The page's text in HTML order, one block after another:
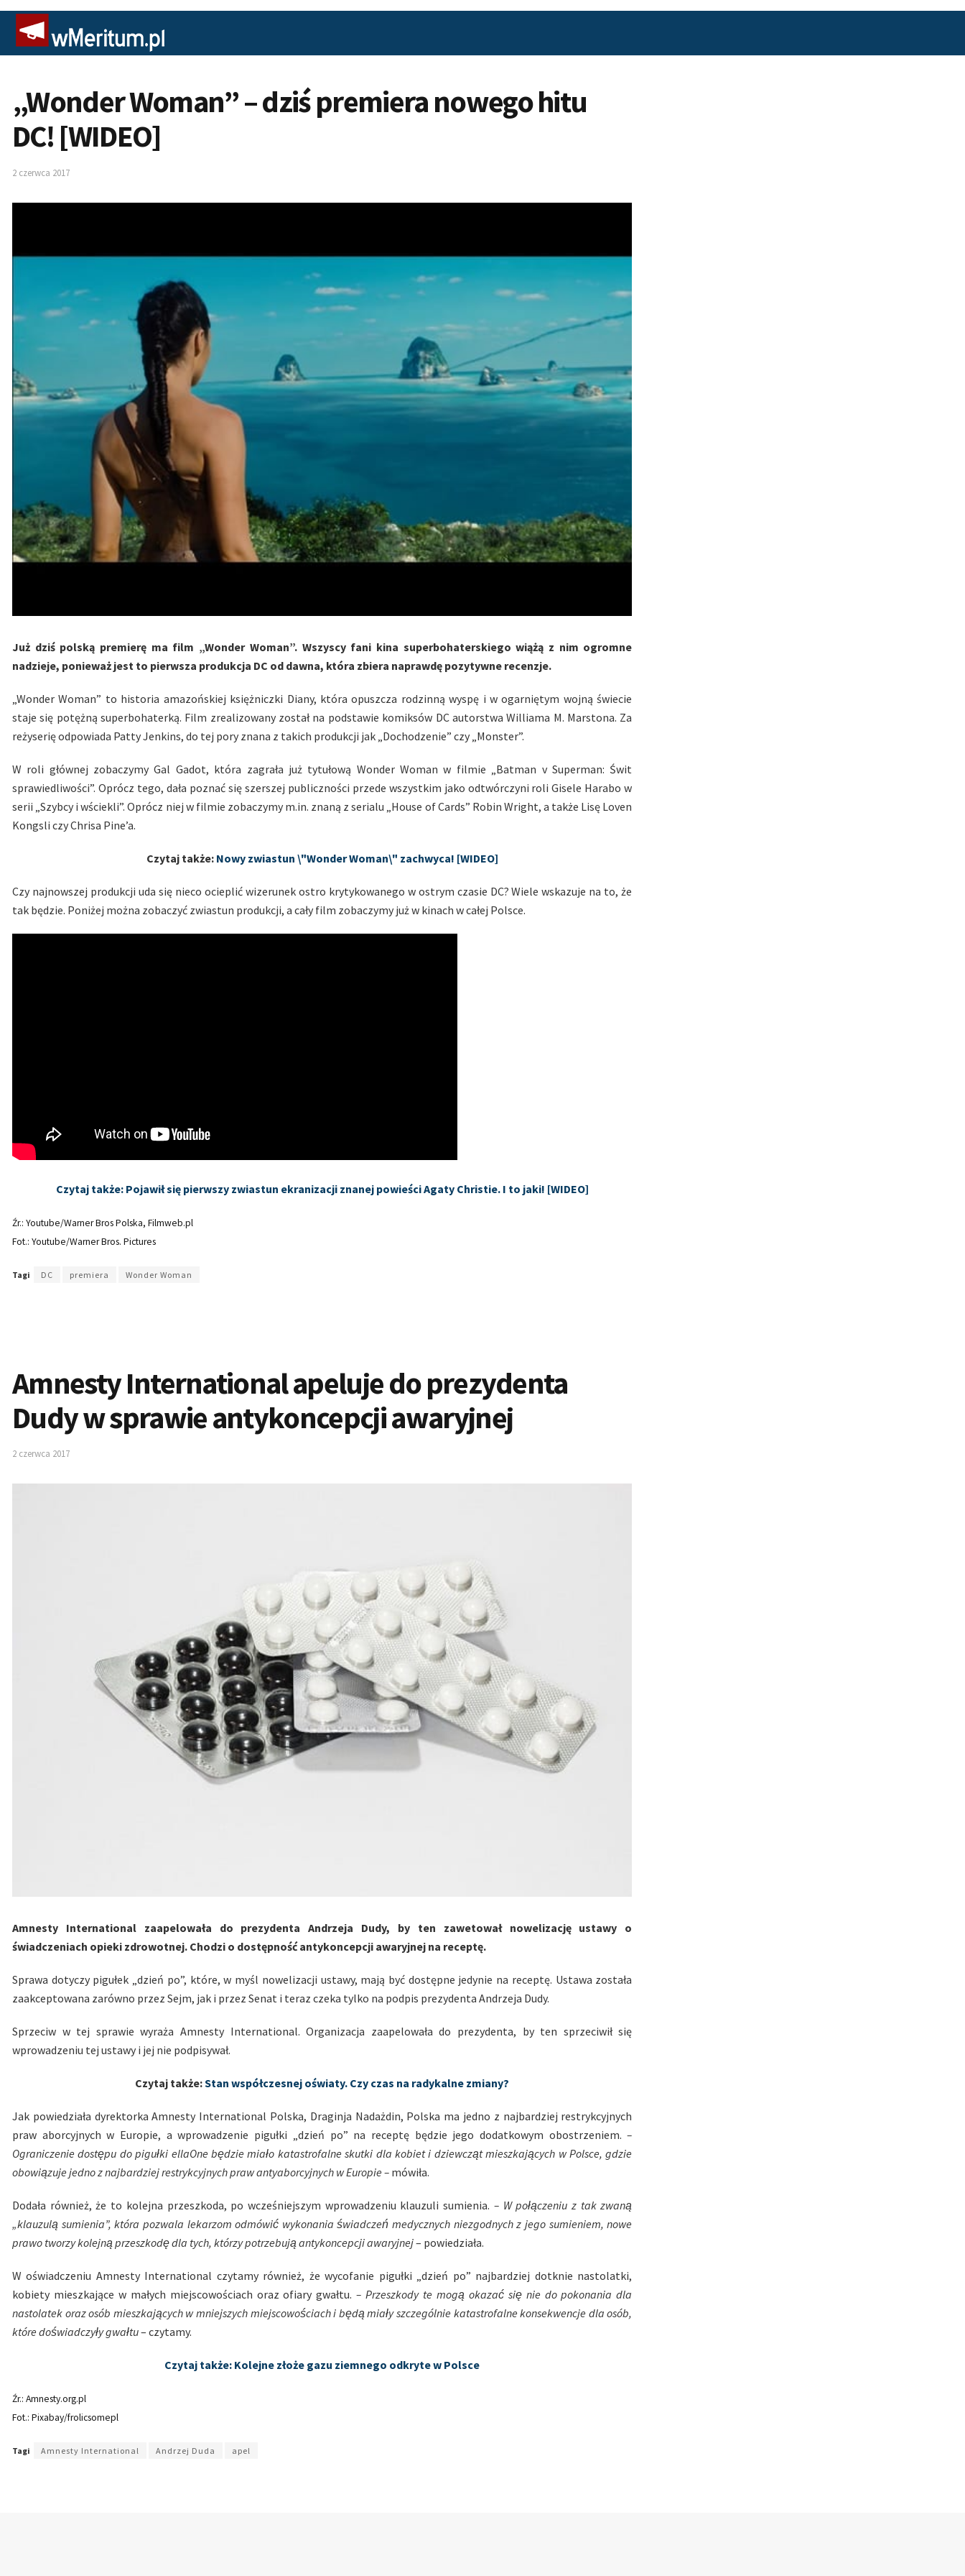
„Wonder Woman” – dziś premiera nowego hitu
DC! [WIDEO]
2 czerwca 2017
Już dziś polską premierę ma film „Wonder Woman”. Wszyscy fani kina superbohaterskiego wiążą z nim ogromne
nadzieje, ponieważ jest to pierwsza produkcja DC od dawna, która zbiera naprawdę pozytywne recenzje.
„Wonder Woman” to historia amazońskiej księżniczki Diany, która opuszcza rodzinną wyspę i w ogarniętym wojną świecie
staje się potężną superbohaterką. Film zrealizowany został na podstawie komiksów DC autorstwa Williama M. Marstona. Za
reżyserię odpowiada Patty Jenkins, do tej pory znana z takich produkcji jak „Dochodzenie” czy „Monster”.
W roli głównej zobaczymy Gal Gadot, która zagrała już tytułową Wonder Woman w filmie „Batman v Superman: Świt
sprawiedliwości”. Oprócz tego, dała poznać się szerszej publiczności przede wszystkim jako odtwórczyni roli Gisele Harabo w
serii „Szybcy i wściekli”. Oprócz niej w filmie zobaczymy m.in. znaną z serialu „House of Cards” Robin Wright, a także Lisę Loven
Kongsli czy Chrisa Pine’a.
Czytaj także: Nowy zwiastun \"Wonder Woman\" zachwyca! [WIDEO]
Czy najnowszej produkcji uda się nieco ocieplić wizerunek ostro krytykowanego w ostrym czasie DC? Wiele wskazuje na to, że
tak będzie. Poniżej można zobaczyć zwiastun produkcji, a cały film zobaczymy już w kinach w całej Polsce.
Czytaj także: Pojawił się pierwszy zwiastun ekranizacji znanej powieści Agaty Christie. I to jaki! [WIDEO]
Źr.: Youtube/Warner Bros Polska, Filmweb.pl
Fot.: Youtube/Warner Bros. Pictures
Tagi DC premiera Wonder Woman
Amnesty International apeluje do prezydenta
Dudy w sprawie antykoncepcji awaryjnej
2 czerwca 2017
Amnesty International zaapelowała do prezydenta Andrzeja Dudy, by ten zawetował nowelizację ustawy o
świadczeniach opieki zdrowotnej. Chodzi o dostępność antykoncepcji awaryjnej na receptę.
Sprawa dotyczy pigułek „dzień po”, które, w myśl nowelizacji ustawy, mają być dostępne jedynie na receptę. Ustawa została
zaakceptowana zarówno przez Sejm, jak i przez Senat i teraz czeka tylko na podpis prezydenta Andrzeja Dudy.
Sprzeciw w tej sprawie wyraża Amnesty International. Organizacja zaapelowała do prezydenta, by ten sprzeciwił się
wprowadzeniu tej ustawy i jej nie podpisywał.
Czytaj także:Stan współczesnej oświaty. Czy czas na radykalne zmiany?
Jak powiedziała dyrektorka Amnesty International Polska, Draginja Nadażdin, Polska ma jedno z najbardziej restrykcyjnych
praw aborcyjnych w Europie, a wprowadzenie pigułki „dzień po” na receptę będzie jego dodatkowym obostrzeniem.–
Ograniczenie dostępu do pigułki ellaOne będzie miało katastrofalne skutki dla kobiet i dziewcząt mieszkających w Polsce, gdzie
obowiązuje jedno z najbardziej restrykcyjnych praw antyaborcyjnych w Europie – mówiła.
Dodała również, że to kolejna przeszkoda, po wcześniejszym wprowadzeniu klauzuli sumienia. – W połączeniu z tak zwaną
„klauzulą sumienia”, która pozwala lekarzom odmówić wykonania świadczeń medycznych niezgodnych z jego sumieniem, nowe
prawo tworzy kolejną przeszkodę dla tych, którzy potrzebują antykoncepcji awaryjnej– powiedziała.
W oświadczeniu Amnesty International czytamy również, że wycofanie pigułki „dzień po” najbardziej dotknie nastolatki,
kobiety mieszkające w małych miejscowościach oraz ofiary gwałtu.– Przeszkody te mogą okazać się nie do pokonania dla
nastolatek oraz osób mieszkających w mniejszych miejscowościach i będą miały szczególnie katastrofalne konsekwencje dla osób,
które doświadczyły gwałtu– czytamy.
Czytaj także: Kolejne złoże gazu ziemnego odkryte w Polsce
Źr.: Amnesty.org.pl
Fot.: Pixabay/frolicsomepl
Tagi Amnesty International Andrzej Duda apel